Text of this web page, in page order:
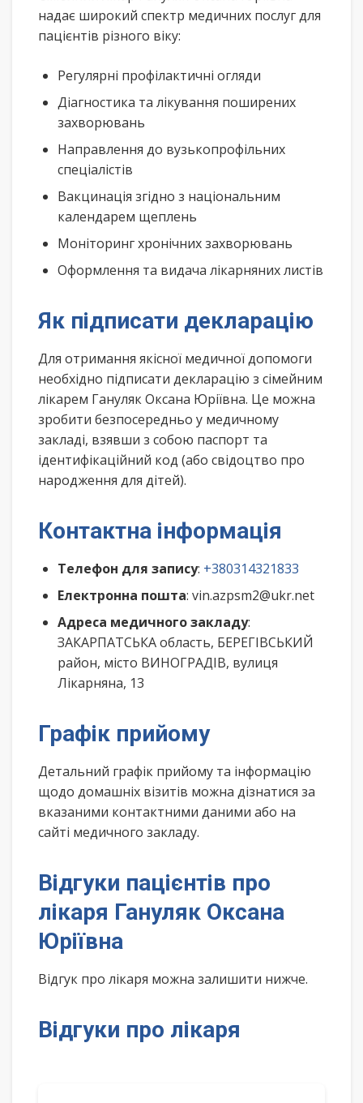
надає широкий спектр медичних послуг для
пацієнтів різного віку:
Регулярні профілактичні огляди
Діагностика та лікування поширених
захворювань
Направлення до вузькопрофільних
спеціалістів
Вакцинація згідно з національним
календарем щеплень
Моніторинг хронічних захворювань
Оформлення та видача лікарняних листів
Як підписати декларацію
Для отримання якісної медичної допомоги
необхідно підписати декларацію з сімейним
лікарем Гануляк Оксана Юріївна. Це можна
зробити безпосередньо у медичному
закладі, взявши з собою паспорт та
ідентифікаційний код (або свідоцтво про
народження для дітей).
Контактна інформація
Телефон для запису: +380314321833
Електронна пошта: vin.azpsm2@ukr.net
Адреса медичного закладу:
ЗАКАРПАТСЬКА область, БЕРЕГІВСЬКИЙ
район, місто ВИНОГРАДІВ, вулиця
Лікарняна, 13
Графік прийому
Детальний графік прийому та інформацію
щодо домашніх візитів можна дізнатися за
вказаними контактними даними або на
сайті медичного закладу.
Відгуки пацієнтів про
лікаря Гануляк Оксана
Юріївна
Відгук про лікаря можна залишити нижче.
Відгуки про лікаря